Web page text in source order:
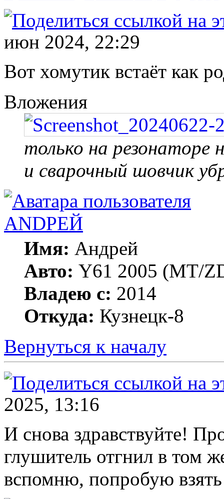
июн 2024, 22:29
Вот хомутик встаёт как
Вложения
только на резонаторе
и сварочный шовчик
ANDРЕЙ
Имя: Андрей
Авто: Y61 2005 (МT/
Владею с: 2014
Откуда: Кузнецк-8
Вернуться к началу
2025, 13:16
И снова здравствуйте!
глушитель отгнил в том
вспомню, попробую